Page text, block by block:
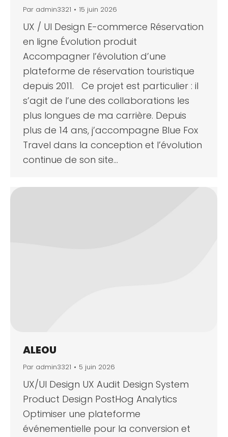
Par admin3321 15 juin 2026
UX / UI Design E-commerce Réservation
en ligne Évolution produit
Accompagner l’évolution d’une
plateforme de réservation touristique
depuis 2011. Ce projet est particulier : il
s’agit de l’une des collaborations les
plus longues de ma carrière. Depuis
plus de 14 ans, j’accompagne Blue Fox
Travel dans la conception et l’évolution
continue de son site…
ALEOU
Par admin3321 5 juin 2026
UX/UI Design UX Audit Design System
Product Design PostHog Analytics
Optimiser une plateforme
événementielle pour la conversion et